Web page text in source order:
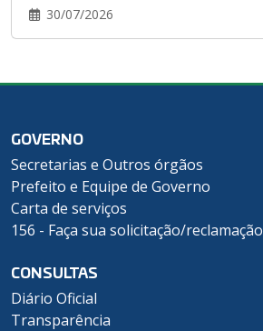
30/07/2026
GOVERNO
Secretarias e Outros órgãos
Prefeito e Equipe de Governo
Carta de serviços
156 - Faça sua solicitação/reclamação
CONSULTAS
Diário Oficial
Transparência